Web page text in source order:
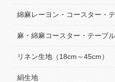
綿麻レーヨン・コースター・
麻・綿麻コースター・テーブ
リネン生地（18cm～45cm）
絹生地